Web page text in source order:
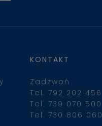
KONTAKT
Zadzwoń
Tel. 792 202 456
Tel. 739 070 500
Tel. 730 806 060